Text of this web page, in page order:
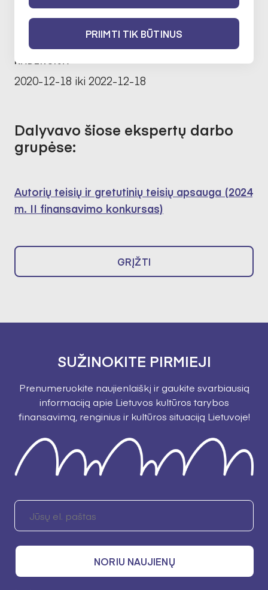
Autorių teisių ir gretutinių teisių
2020-12-18 iki 2022-12-18
Dalyvavo šiose ekspertų darbo
grupėse:
Autorių teisių ir gretutinių teisių apsauga (2024
m. II finansavimo konkursas)
GRĮŽTI
SUŽINOKITE PIRMIEJI
Prenumeruokite naujienlaiškį ir gaukite svarbiausią
informaciją apie Lietuvos kultūros tarybos
finansavimą, renginius ir kultūros situaciją Lietuvoje!
NORIU NAUJIENŲ
PRIIMTI TIK BŪTINUS